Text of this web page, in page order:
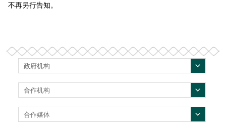
不再另行告知。
政府机构
合作机构
合作媒体